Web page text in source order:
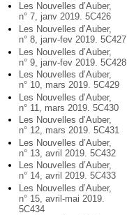
Les Nouvelles d’Auber,
n° 7, janv 2019. 5C426
Les Nouvelles d’Auber,
n° 8, janv-fev 2019. 5C427
Les Nouvelles d’Auber,
n° 9, janv-fev 2019. 5C428
Les Nouvelles d’Auber,
n° 10, mars 2019. 5C429
Les Nouvelles d’Auber,
n° 11, mars 2019. 5C430
Les Nouvelles d’Auber,
n° 12, mars 2019. 5C431
Les Nouvelles d’Auber,
n° 13, avril 2019. 5C432
Les Nouvelles d’Auber,
n° 14, avril 2019. 5C433
Les Nouvelles d’Auber,
n° 15, avril-mai 2019.
5C434